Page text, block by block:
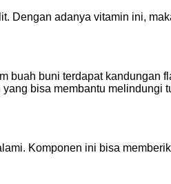
Dengan adanya vitamin ini,
buni terdapat kandungan
bisa membantu
Komponen ini bisa